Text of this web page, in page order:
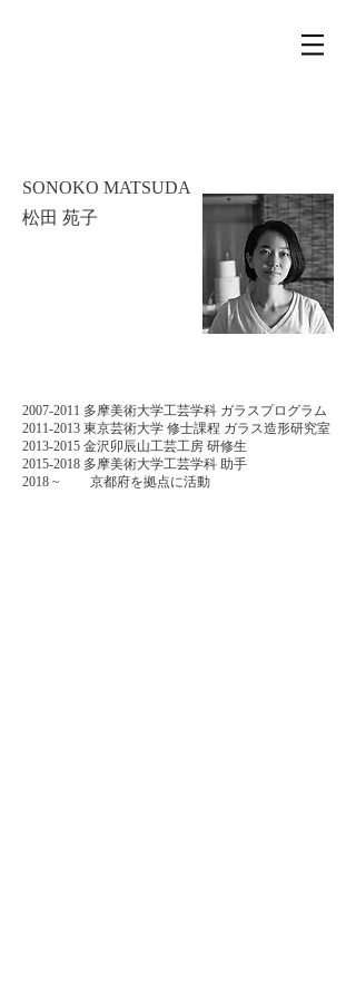
SONOKO MATSUDA
​松田 苑子
2007-2011 多摩美術大学工芸学科 ガラスプログラム
2011-2013 東京芸術大学 修士課程 ガラス造形研究室
2013-2015 金沢卯辰山工芸工房 研修生
2015-2018 多摩美術大学工芸学科 助手
2018 ~ 京都府を拠点に活動